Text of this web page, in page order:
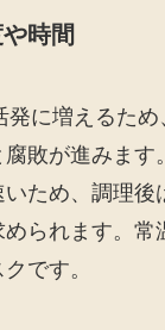
時間
に増えるため
腐敗が進みま
ため、調理後
られます。常
です。